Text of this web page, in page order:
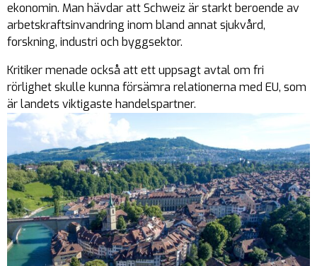
ekonomin. Man hävdar att Schweiz är starkt beroende av
arbetskraftsinvandring inom bland annat sjukvård,
forskning, industri och byggsektor.
Kritiker menade också att ett uppsagt avtal om fri
rörlighet skulle kunna försämra relationerna med EU, som
är landets viktigaste handelspartner.